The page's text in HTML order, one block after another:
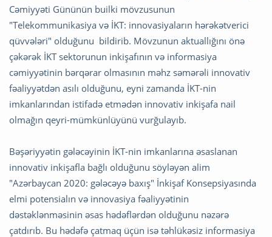
Cəmiyyəti Gününün builki mövzusunun
"Telekommunikasiya və İKT: innovasiyaların hərəkətverici
qüvvələri" olduğunu bildirib. Mövzunun aktuallığını önə
çəkərək İKT sektorunun inkişafının və informasiya
cəmiyyətinin bərqərar olmasının məhz səmərəli innovativ
fəaliyyətdən asılı olduğunu, eyni zamanda İKT-nin
imkanlarından istifadə etmədən innovativ inkişafa nail
olmağın qeyri-mümkünlüyünü vurğulayıb.
Bəşəriyyətin gələcəyinin İKT-nin imkanlarına əsaslanan
innovativ inkişafla bağlı olduğunu söyləyən alim
"Azərbaycan 2020: gələcəyə baxış" İnkişaf Konsepsiyasında
elmi potensialın və innovasiya fəaliyyətinin
dəstəklənməsinin əsas hədəflərdən olduğunu nəzərə
çatdırıb. Bu hədəfə çatmaq üçün isə təhlükəsiz informasiya